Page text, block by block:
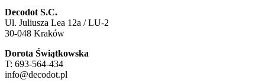
Decodot S.C.
Ul. Juliusza Lea 12a / LU-2
30-048 Kraków
Dorota Świątkowska
T: 693-564-434
info@decodot.pl